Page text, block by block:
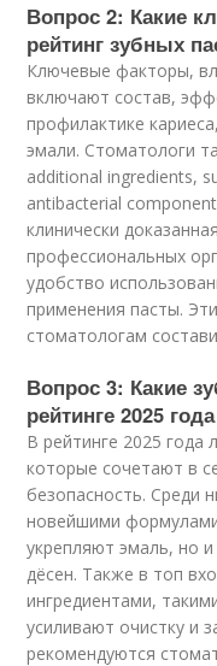
Вопрос 2: Какие
рейтинг зубных
Ключевые факторы,
включают состав,
профилактике
эмали. Стоматологи
additional ingredients,
antibacterial
клинически
профессиональных
удобство
применения пасты.
стоматологам
Вопрос 3: Какие
рейтинге 2025
В рейтинге 2025 года
которые сочетают в
безопасность. Среди
новейшими
укрепляют эмаль, но
дёсен. Также в топ
ингредиентами,
усиливают очистку и
рекомендуются